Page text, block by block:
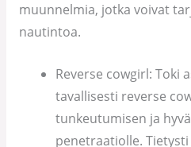
muunnelmia, jotka voivat
nautintoa.
Reverse cowgirl: Toki
tavallisesti reverse
tunkeutumisen ja
penetraatiolle.